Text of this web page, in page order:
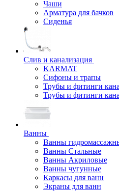
Чаши
Арматура для бачков
Сиденья
Слив и канализация
KARMAT
Сифоны и трапы
Трубы и фитинги
Трубы и фитинги
Ванны
Ванны
Ванны Стальные
Ванны Акриловые
Ванны чугунные
Каркасы для ванн
Экраны для ванн